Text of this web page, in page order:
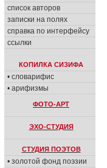
список авторов
записки на полях
справка по интерфейсу
ссылки
КОПИЛКА СИЗИФА
• словарифис
• арифизмы
ФОТО-АРТ
ЭХО-СТУДИЯ
СТУДИЯ ПОЭТОВ
• золотой фонд поэзии